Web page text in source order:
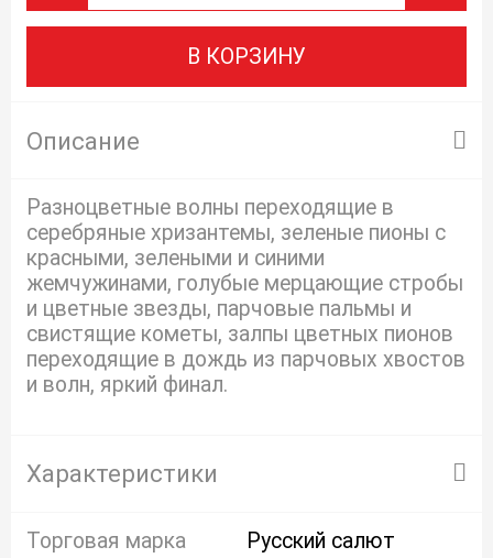
В КОРЗИНУ
Описание
Разноцветные волны переходящие в
серебряные хризантемы, зеленые пионы с
красными, зелеными и синими
жемчужинами, голубые мерцающие стробы
и цветные звезды, парчовые пальмы и
свистящие кометы, залпы цветных пионов
переходящие в дождь из парчовых хвостов
и волн, яркий финал.
Характеристики
Торговая марка
Русский салют